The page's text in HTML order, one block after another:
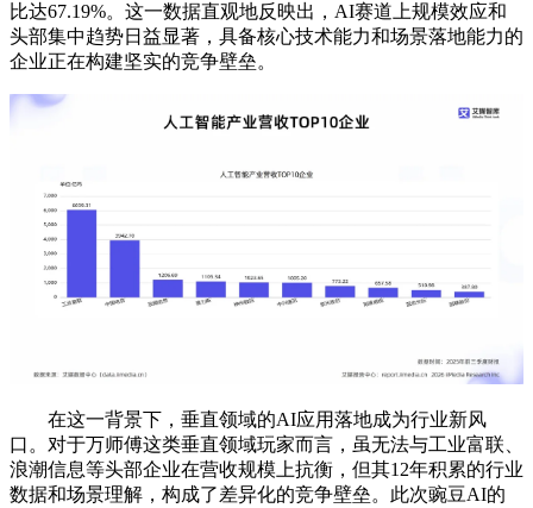
比达67.19%。这一数据直观地反映出，AI赛道上规模效应和
头部集中趋势日益显著，具备核心技术能力和场景落地能力的
企业正在构建坚实的竞争壁垒。
在这一背景下，垂直领域的AI应用落地成为行业新风
口。对于万师傅这类垂直领域玩家而言，虽无法与工业富联、
浪潮信息等头部企业在营收规模上抗衡，但其12年积累的行业
数据和场景理解，构成了差异化的竞争壁垒。此次豌豆AI的